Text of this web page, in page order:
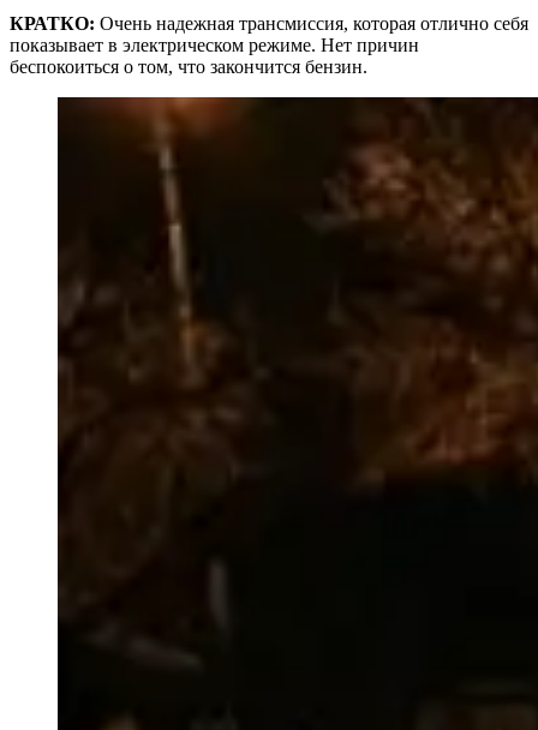
КРАТКО: Очень надежная трансмиссия, которая отлично себя
показывает в электрическом режиме. Нет причин
беспокоиться о том, что закончится бензин.